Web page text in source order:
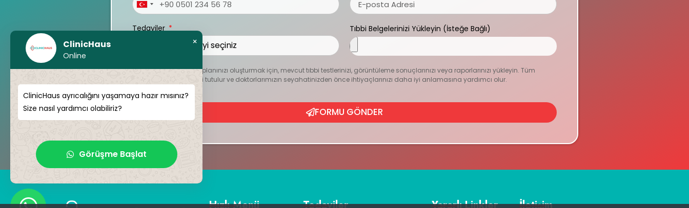
Turkey
Tedaviler Tıbbi Belgelerinizi Yükleyin (İsteğe Bağlı)
Kişiselleştirilmiş tedavi planınızı oluşturmak için, mevcut tıbbi testlerinizi, görüntüleme sonuçlarınızı veya raporlarınızı yükleyin. Tüm
dosyalar kesinlikle gizli tutulur ve doktorlarımızın seyahatinizden önce ihtiyaçlarınızı daha iyi anlamasına yardımcı olur.
FORMU GÖNDER
Hızlı Menü Tedaviler Yararlı Linkler İletişim
ClinicHaus
Online
×
ClinicHaus ayrıcalığını yaşamaya hazır mısınız?
Size nasıl yardımcı olabiliriz?
Görüşme Başlat